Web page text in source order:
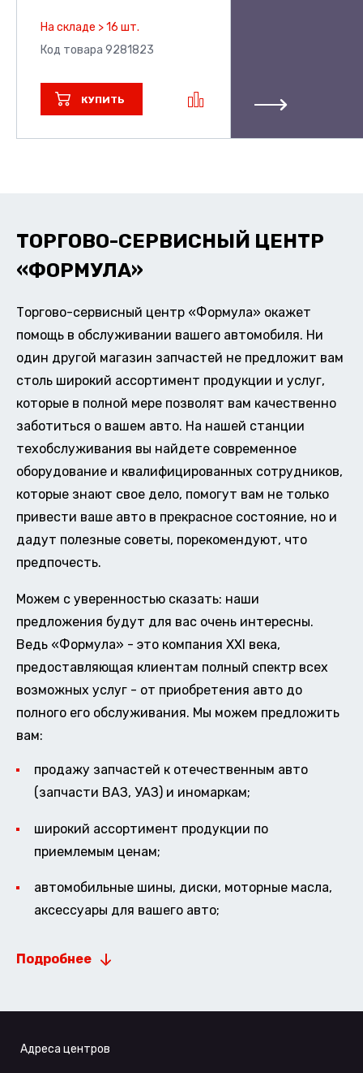
На складе > 16 шт.
Код товара 9281823
КУПИТЬ
ТОРГОВО-СЕРВИСНЫЙ ЦЕНТР
«ФОРМУЛА»
Торгово-сервисный центр «Формула» окажет
помощь в обслуживании вашего автомобиля. Ни
один другой магазин запчастей не предложит вам
столь широкий ассортимент продукции и услуг,
которые в полной мере позволят вам качественно
заботиться о вашем авто. На нашей станции
техобслуживания вы найдете современное
оборудование и квалифицированных сотрудников,
которые знают свое дело, помогут вам не только
привести ваше авто в прекрасное состояние, но и
дадут полезные советы, порекомендуют, что
предпочесть.
Можем с уверенностью сказать: наши
предложения будут для вас очень интересны.
Ведь «Формула» - это компания XXI века,
предоставляющая клиентам полный спектр всех
возможных услуг - от приобретения авто до
полного его обслуживания. Мы можем предложить
вам:
продажу запчастей к отечественным авто
(запчасти ВАЗ, УАЗ) и иномаркам;
широкий ассортимент продукции по
приемлемым ценам;
автомобильные шины, диски, моторные масла,
аксессуары для вашего авто;
Подробнее
Адреса центров